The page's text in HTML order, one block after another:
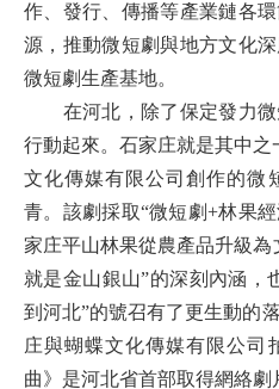
作、發行、傳播等產業鏈各
源，推動微短劇與地方文化
微短劇生產基地。
在河北，除了保定發力微
行動起來。石家庄就是其中之
文化傳媒有限公司創作的微
青。該劇採取“微短劇+林果
家庄平山林果從農產品升級
就是金山銀山”的深刻內涵，
到河北”的號召有了更生動的
庄與蝴蝶文化傳媒有限公司
曲》是河北省首部取得網絡劇